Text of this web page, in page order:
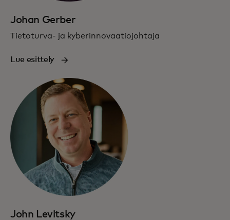
Johan Gerber
Tietoturva- ja kyberinnovaatiojohtaja
Lue esittely
John Levitsky